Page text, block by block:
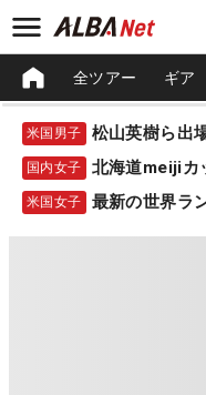
全ツアー ギア
米国男子
国内女子 北海道meiji
米国女子 最新の世界ラ